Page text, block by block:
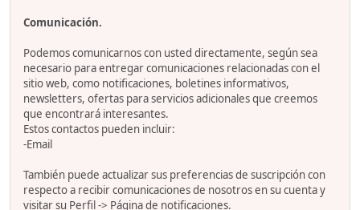
Comunicación.
Podemos comunicarnos con usted directamente, según sea
necesario para entregar comunicaciones relacionadas con el
sitio web, como notificaciones, boletines informativos,
newsletters, ofertas para servicios adicionales que creemos
que encontrará interesantes.
Estos contactos pueden incluir:
-Email
También puede actualizar sus preferencias de suscripción con
respecto a recibir comunicaciones de nosotros en su cuenta y
visitar su Perfil -> Página de notificaciones.